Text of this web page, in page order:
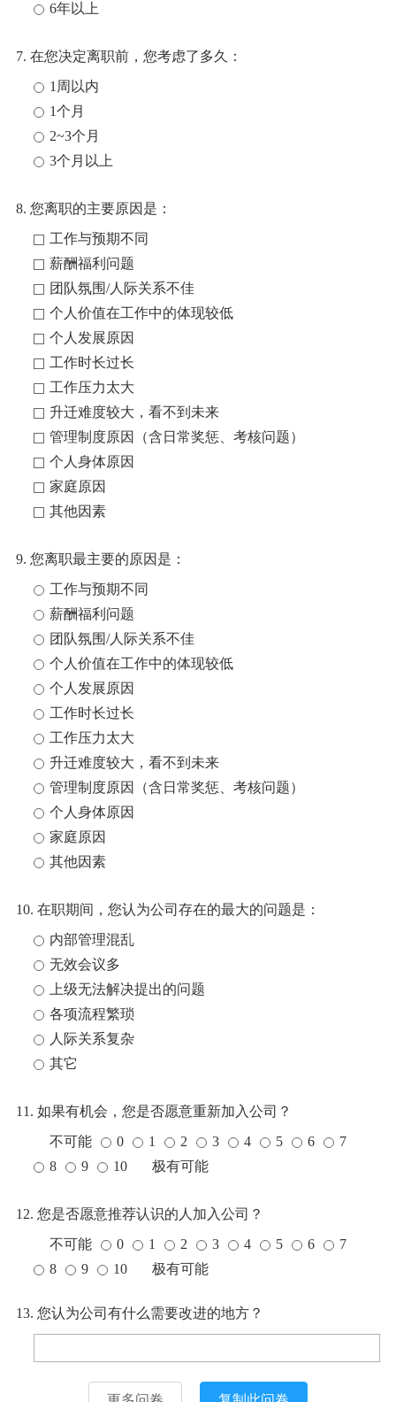
6年以上
7. 在您决定离职前，您考虑了多久：
1周以内
1个月
2~3个月
3个月以上
8. 您离职的主要原因是：
工作与预期不同
薪酬福利问题
团队氛围/人际关系不佳
个人价值在工作中的体现较低
个人发展原因
工作时长过长
工作压力太大
升迁难度较大，看不到未来
管理制度原因（含日常奖惩、考核问题）
个人身体原因
家庭原因
其他因素
9. 您离职最主要的原因是：
工作与预期不同
薪酬福利问题
团队氛围/人际关系不佳
个人价值在工作中的体现较低
个人发展原因
工作时长过长
工作压力太大
升迁难度较大，看不到未来
管理制度原因（含日常奖惩、考核问题）
个人身体原因
家庭原因
其他因素
10. 在职期间，您认为公司存在的最大的问题是：
内部管理混乱
无效会议多
上级无法解决提出的问题
各项流程繁琐
人际关系复杂
其它
11. 如果有机会，您是否愿意重新加入公司？
不可能
0 1 2 3 4 5 6
7
8
9 10 极有可能
12. 您是否愿意推荐认识的人加入公司？
不可能
0 1 2 3 4 5 6
7
8
9 10 极有可能
13. 您认为公司有什么需要改进的地方？